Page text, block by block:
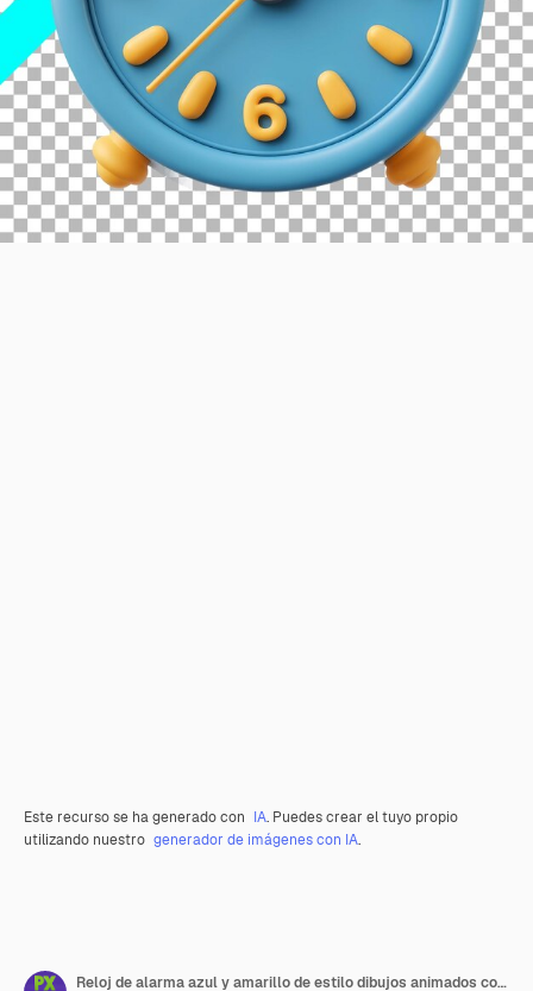
Este recurso se ha generado con IA. Puedes crear el tuyo propio
utilizando nuestro generador de imágenes con IA.
Reloj de alarma azul y amarillo de estilo dibujos animados con fondo a cuadros